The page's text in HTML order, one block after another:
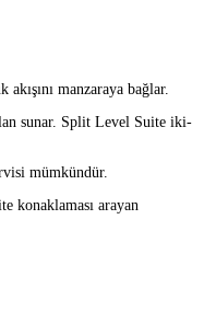
manzaraya bağlar.
sunar. Split Level Suite iki-
mümkündür.
konaklaması arayan